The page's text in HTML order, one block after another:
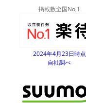
掲載数全国No,1
2024年4月23日時点
自社調べ